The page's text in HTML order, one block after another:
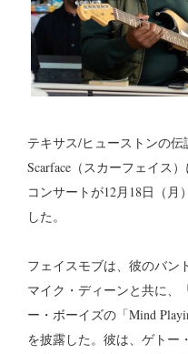
テキサス/ヒューストンの伝
Scarface（スカーフェイス
コンサートが12月18日（
した。
フェイスモブは、彼のバン
マイク・ディーンと共に、
ー・ボーイズの「Mind
を披露した。彼は、ゲトー